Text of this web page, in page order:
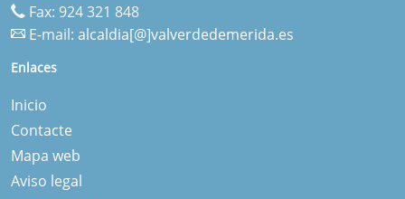
Fax: 924 321 848
E-mail: alcaldia[@]valverdedemerida.es
Enlaces
Inicio
Contacte
Mapa web
Aviso legal